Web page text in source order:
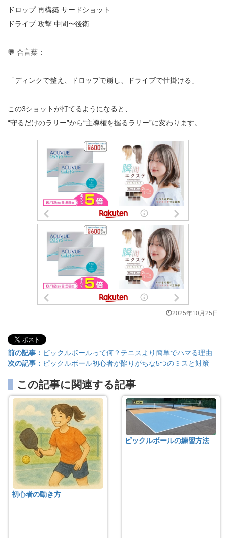
ドロップ 再構築 サードショット
ドライブ 攻撃 中間〜後衛
💬 合言葉：
「ディンクで整え、ドロップで崩し、ドライブで仕掛ける」
この3ショットが打てるようになると、
“守るだけのラリー”から“主導権を握るラリー”に変わります。
2025年10月25日
前の記事： ピックルボールって何？テニスより簡単でハマる理由
次の記事： ピックルボール初心者が陥りがちな5つのミスと対策
この記事に関連する記事
初心者の動き方
ピックルボールの練習方法